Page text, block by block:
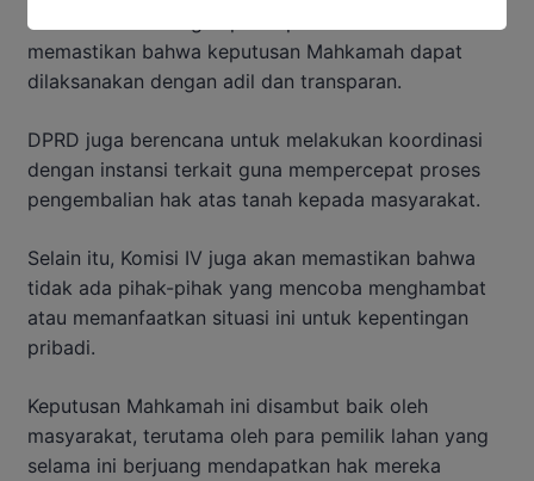
berkoordinasi dengan pihak-pihak terkait untuk
memastikan bahwa keputusan Mahkamah dapat
dilaksanakan dengan adil dan transparan.
DPRD juga berencana untuk melakukan koordinasi
dengan instansi terkait guna mempercepat proses
pengembalian hak atas tanah kepada masyarakat.
Selain itu, Komisi IV juga akan memastikan bahwa
tidak ada pihak-pihak yang mencoba menghambat
atau memanfaatkan situasi ini untuk kepentingan
pribadi.
Keputusan Mahkamah ini disambut baik oleh
masyarakat, terutama oleh para pemilik lahan yang
selama ini berjuang mendapatkan hak mereka